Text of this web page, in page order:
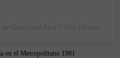
en el Metropolitano 1981